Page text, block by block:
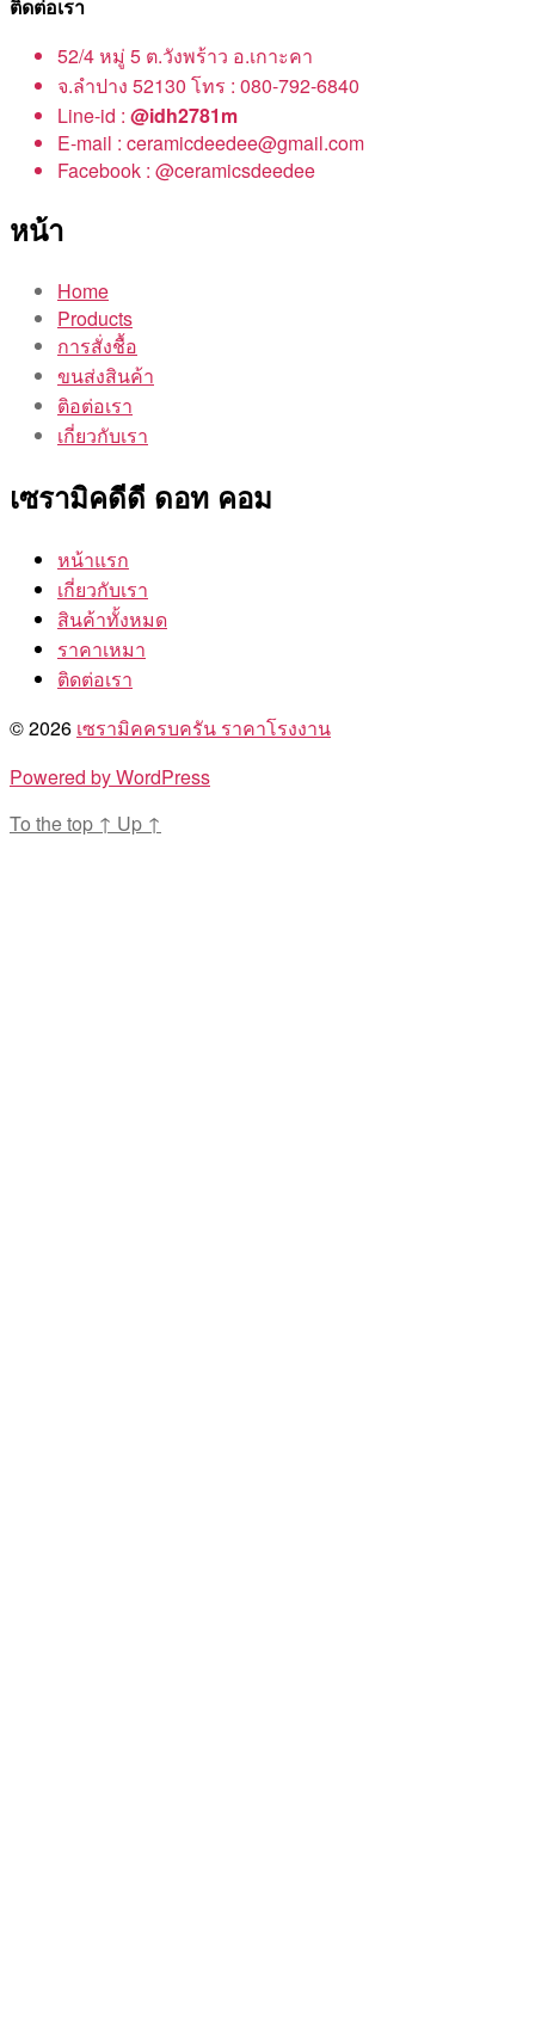
ติดต่อเรา
52/4 หมู่ 5 ต.วังพร้าว อ.เกาะคา
จ.ลำปาง 52130 โทร : 080-792-6840
Line-id : @idh2781m
E-mail : ceramicdeedee@gmail.com
Facebook : @ceramicsdeedee
หน้า
Home
Products
การสั่งชื้อ
ขนส่งสินค้า
ติอต่อเรา
เกี่ยวกับเรา
เซรามิคดีดี ดอท คอม
หน้าแรก
เกี่ยวกับเรา
สินค้าทั้งหมด
ราคาเหมา
ติดต่อเรา
© 2026 เซรามิคครบครัน ราคาโรงงาน
Powered by WordPress
To the top ↑ Up ↑